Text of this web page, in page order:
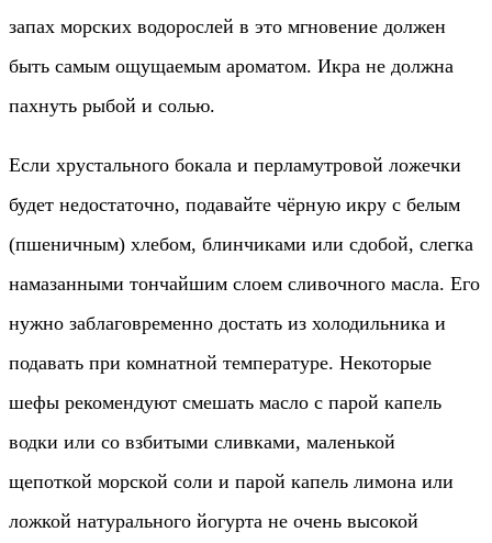
запах морских водорослей в это мгновение должен
быть самым ощущаемым ароматом. Икра не должна
пахнуть рыбой и солью.
Если хрустального бокала и перламутровой ложечки
будет недостаточно, подавайте чёрную икру с белым
(пшеничным) хлебом, блинчиками или сдобой, слегка
намазанными тончайшим слоем сливочного масла. Его
нужно заблаговременно достать из холодильника и
подавать при комнатной температуре. Некоторые
шефы рекомендуют смешать масло с парой капель
водки или со взбитыми сливками, маленькой
щепоткой морской соли и парой капель лимона или
ложкой натурального йогурта не очень высокой